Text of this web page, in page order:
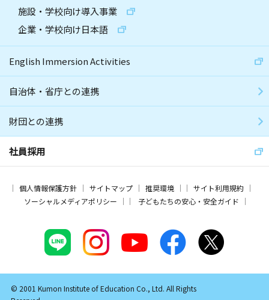
施設・学校向け導入事業
企業・学校向け日本語
English Immersion Activities
自治体・省庁との連携
財団との連携
社員採用
個人情報保護方針 サイトマップ 推奨環境
サイト利用規約
ソーシャルメディアポリシー
子どもたちの安心・安全ガイド
© 2001 Kumon Institute of Education Co., Ltd. All Rights